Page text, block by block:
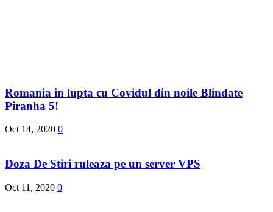
Romania in lupta cu Covidul din noile Blindate
Piranha 5!
Oct 14, 2020 0
Doza De Stiri ruleaza pe un server VPS
Oct 11, 2020 0